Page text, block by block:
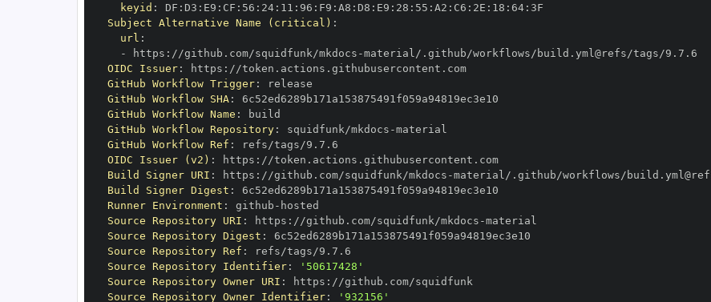
keyid : DF : D3 : E9 : CF : 56 : 24: 11 : 96 : F9 : A8 : D8 : E9 : 28 : 55 : A2 : C6 : 2E : 18 : 64:
Subject Alternative Name (critical) :
url :
-
https : //github.com/squidfunk/mkdocs -
OIDC Issuer: https :
//token.actions.githubusercontent.com
GitHub Workflow Trigger:
GitHub Workflow SHA:
GitHub Workflow Name :
GitHub Workflow Repository: squidfunk/mkdocs -
GitHub Workflow Ref :
OIDC Issuer (v2) : https :
//token.actions.githubusercontent.com
Build Signer URI : https : //github.com/squidfunk/mkdocs -
Build Signer Digest :
Runner Environment : github -
Source Repository URI : https : //github.com/squidfunk/mkdocs -
Source Repository Digest :
Source Repository Ref :
Source Repository Identifier:
'50617428'
Source Repository Owner URI : https :
Source Repository Owner Identifier: '932156'